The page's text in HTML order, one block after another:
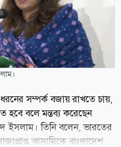
সম্পর্ক বজায় রাখতে চায়,
হবে বলে মন্তব্য করেছেন
ইসলাম। তিনি বলেন, ভারতের
আসামিকে বাংলাদেশ